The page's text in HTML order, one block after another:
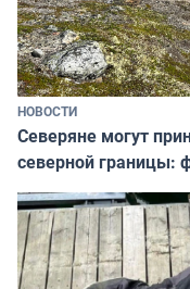
НОВОСТИ
Северяне могут
северной границы: